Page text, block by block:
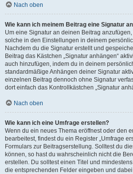
Nach oben
Wie kann ich meinem Beitrag eine Signatur
Um eine Signatur an deinen Beitrag
solche in den Einstellungen in deinem
Nachdem du die Signatur erstellt und
Beitrag das Kästchen „Signatur anhängen“
auch hinzufügen, indem du in deinem
standardmäßige Anhängen deiner Signatur
einzelnen Beitrag dennoch ohne Signatur
dort einfach das Kontrollkästchen „Signatur
Nach oben
Wie kann ich eine Umfrage erstellen?
Wenn du ein neues Thema eröffnest oder den
bearbeitest, findest du ein Register „Umfrage
Formulars zur Beitragserstellung. Solltest du
können, so hast du wahrscheinlich nicht die
erstellen. Du solltest einen Titel und
die entsprechenden Felder eingeben und